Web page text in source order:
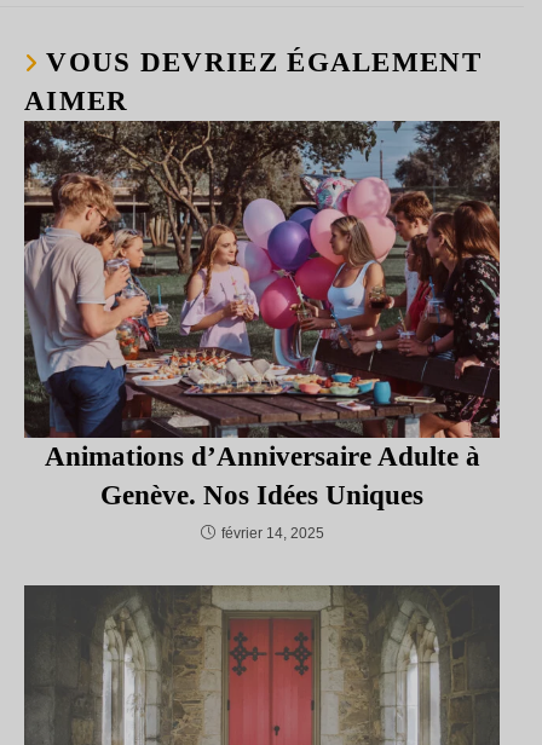
VOUS DEVRIEZ ÉGALEMENT
AIMER
Animations d’Anniversaire Adulte à
Genève. Nos Idées Uniques
février 14, 2025